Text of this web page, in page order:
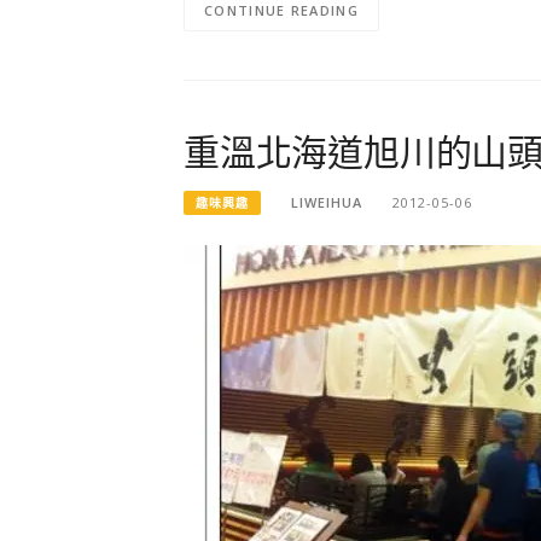
CONTINUE READING
重溫北海道旭川的山
趣味興趣 LIWEIHUA 2012-05-06